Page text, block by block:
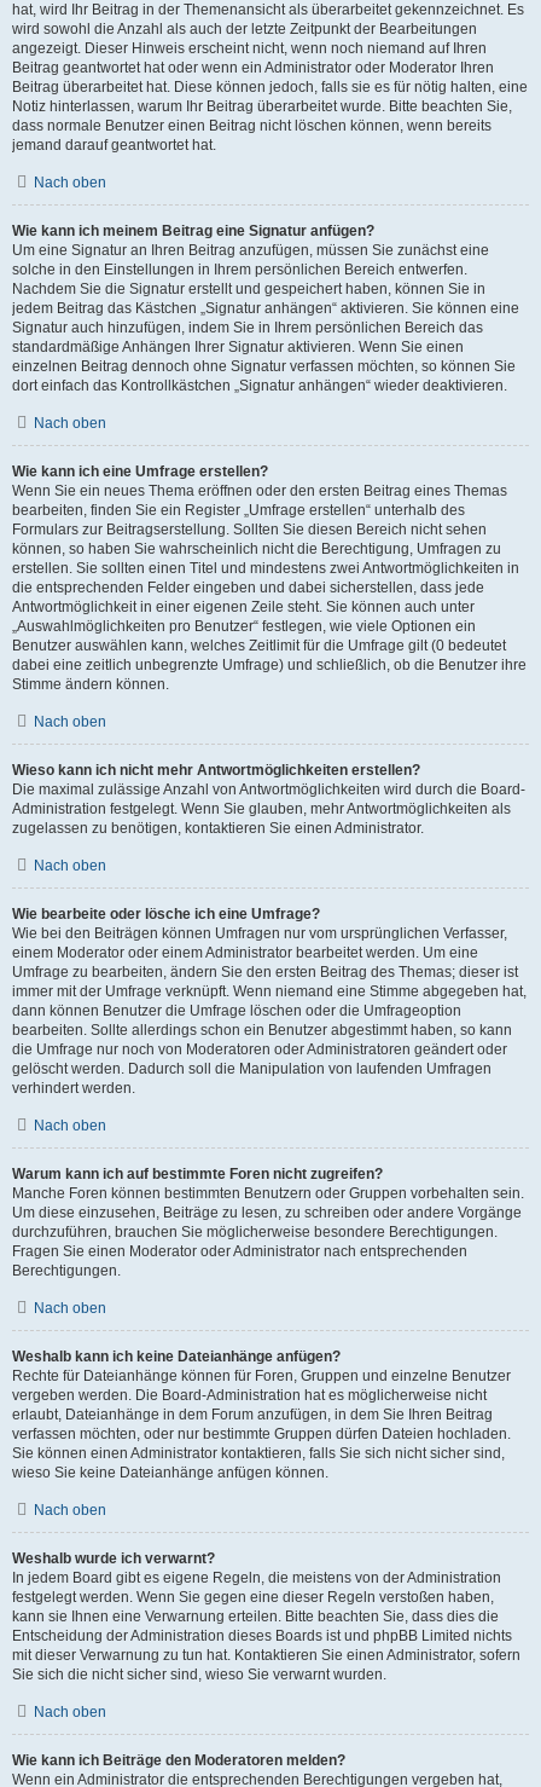
hat, wird Ihr Beitrag in der Themenansicht als überarbeitet gekennzeichnet. Es
wird sowohl die Anzahl als auch der letzte Zeitpunkt der Bearbeitungen
angezeigt. Dieser Hinweis erscheint nicht, wenn noch niemand auf Ihren
Beitrag geantwortet hat oder wenn ein Administrator oder Moderator Ihren
Beitrag überarbeitet hat. Diese können jedoch, falls sie es für nötig halten, eine
Notiz hinterlassen, warum Ihr Beitrag überarbeitet wurde. Bitte beachten Sie,
dass normale Benutzer einen Beitrag nicht löschen können, wenn bereits
jemand darauf geantwortet hat.
Nach oben
Wie kann ich meinem Beitrag eine Signatur anfügen?
Um eine Signatur an Ihren Beitrag anzufügen, müssen Sie zunächst eine
solche in den Einstellungen in Ihrem persönlichen Bereich entwerfen.
Nachdem Sie die Signatur erstellt und gespeichert haben, können Sie in
jedem Beitrag das Kästchen „Signatur anhängen“ aktivieren. Sie können eine
Signatur auch hinzufügen, indem Sie in Ihrem persönlichen Bereich das
standardmäßige Anhängen Ihrer Signatur aktivieren. Wenn Sie einen
einzelnen Beitrag dennoch ohne Signatur verfassen möchten, so können Sie
dort einfach das Kontrollkästchen „Signatur anhängen“ wieder deaktivieren.
Nach oben
Wie kann ich eine Umfrage erstellen?
Wenn Sie ein neues Thema eröffnen oder den ersten Beitrag eines Themas
bearbeiten, finden Sie ein Register „Umfrage erstellen“ unterhalb des
Formulars zur Beitragserstellung. Sollten Sie diesen Bereich nicht sehen
können, so haben Sie wahrscheinlich nicht die Berechtigung, Umfragen zu
erstellen. Sie sollten einen Titel und mindestens zwei Antwortmöglichkeiten in
die entsprechenden Felder eingeben und dabei sicherstellen, dass jede
Antwortmöglichkeit in einer eigenen Zeile steht. Sie können auch unter
„Auswahlmöglichkeiten pro Benutzer“ festlegen, wie viele Optionen ein
Benutzer auswählen kann, welches Zeitlimit für die Umfrage gilt (0 bedeutet
dabei eine zeitlich unbegrenzte Umfrage) und schließlich, ob die Benutzer ihre
Stimme ändern können.
Nach oben
Wieso kann ich nicht mehr Antwortmöglichkeiten erstellen?
Die maximal zulässige Anzahl von Antwortmöglichkeiten wird durch die Board-
Administration festgelegt. Wenn Sie glauben, mehr Antwortmöglichkeiten als
zugelassen zu benötigen, kontaktieren Sie einen Administrator.
Nach oben
Wie bearbeite oder lösche ich eine Umfrage?
Wie bei den Beiträgen können Umfragen nur vom ursprünglichen Verfasser,
einem Moderator oder einem Administrator bearbeitet werden. Um eine
Umfrage zu bearbeiten, ändern Sie den ersten Beitrag des Themas; dieser ist
immer mit der Umfrage verknüpft. Wenn niemand eine Stimme abgegeben hat,
dann können Benutzer die Umfrage löschen oder die Umfrageoption
bearbeiten. Sollte allerdings schon ein Benutzer abgestimmt haben, so kann
die Umfrage nur noch von Moderatoren oder Administratoren geändert oder
gelöscht werden. Dadurch soll die Manipulation von laufenden Umfragen
verhindert werden.
Nach oben
Warum kann ich auf bestimmte Foren nicht zugreifen?
Manche Foren können bestimmten Benutzern oder Gruppen vorbehalten sein.
Um diese einzusehen, Beiträge zu lesen, zu schreiben oder andere Vorgänge
durchzuführen, brauchen Sie möglicherweise besondere Berechtigungen.
Fragen Sie einen Moderator oder Administrator nach entsprechenden
Berechtigungen.
Nach oben
Weshalb kann ich keine Dateianhänge anfügen?
Rechte für Dateianhänge können für Foren, Gruppen und einzelne Benutzer
vergeben werden. Die Board-Administration hat es möglicherweise nicht
erlaubt, Dateianhänge in dem Forum anzufügen, in dem Sie Ihren Beitrag
verfassen möchten, oder nur bestimmte Gruppen dürfen Dateien hochladen.
Sie können einen Administrator kontaktieren, falls Sie sich nicht sicher sind,
wieso Sie keine Dateianhänge anfügen können.
Nach oben
Weshalb wurde ich verwarnt?
In jedem Board gibt es eigene Regeln, die meistens von der Administration
festgelegt werden. Wenn Sie gegen eine dieser Regeln verstoßen haben,
kann sie Ihnen eine Verwarnung erteilen. Bitte beachten Sie, dass dies die
Entscheidung der Administration dieses Boards ist und phpBB Limited nichts
mit dieser Verwarnung zu tun hat. Kontaktieren Sie einen Administrator, sofern
Sie sich die nicht sicher sind, wieso Sie verwarnt wurden.
Nach oben
Wie kann ich Beiträge den Moderatoren melden?
Wenn ein Administrator die entsprechenden Berechtigungen vergeben hat,